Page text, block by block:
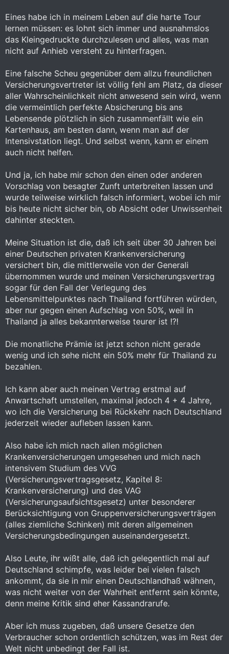
Eines habe ich in meinem Leben auf die harte Tour
lernen müssen: es lohnt sich immer und ausnahmslos
das Kleingedruckte durchzulesen und alles, was man
nicht auf Anhieb versteht zu hinterfragen.
Eine falsche Scheu gegenüber dem allzu freundlichen
Versicherungsvertreter ist völlig fehl am Platz, da dieser
aller Wahrscheinlichkeit nicht anwesend sein wird, wenn
die vermeintlich perfekte Absicherung bis ans
Lebensende plötzlich in sich zusammenfällt wie ein
Kartenhaus, am besten dann, wenn man auf der
Intensivstation liegt. Und selbst wenn, kann er einem
auch nicht helfen.
Und ja, ich habe mir schon den einen oder anderen
Vorschlag von besagter Zunft unterbreiten lassen und
wurde teilweise wirklich falsch informiert, wobei ich mir
bis heute nicht sicher bin, ob Absicht oder Unwissenheit
dahinter steckten.
Meine Situation ist die, daß ich seit über 30 Jahren bei
einer Deutschen privaten Krankenversicherung
versichert bin, die mittlerweile von der Generali
übernommen wurde und meinen Versicherungsvertrag
sogar für den Fall der Verlegung des
Lebensmittelpunktes nach Thailand fortführen würden,
aber nur gegen einen Aufschlag von 50%, weil in
Thailand ja alles bekannterweise teurer ist !?!
Die monatliche Prämie ist jetzt schon nicht gerade
wenig und ich sehe nicht ein 50% mehr für Thailand zu
bezahlen.
Ich kann aber auch meinen Vertrag erstmal auf
Anwartschaft umstellen, maximal jedoch 4 + 4 Jahre,
wo ich die Versicherung bei Rückkehr nach Deutschland
jederzeit wieder aufleben lassen kann.
Also habe ich mich nach allen möglichen
Krankenversicherungen umgesehen und mich nach
intensivem Studium des VVG
(Versicherungsvertragsgesetz, Kapitel 8:
Krankenversicherung) und des VAG
(Versicherungsaufsichtsgesetz) unter besonderer
Berücksichtigung von Gruppenversicherungsverträgen
(alles ziemliche Schinken) mit deren allgemeinen
Versicherungsbedingungen auseinandergesetzt.
Also Leute, ihr wißt alle, daß ich gelegentlich mal auf
Deutschland schimpfe, was leider bei vielen falsch
ankommt, da sie in mir einen Deutschlandhaß wähnen,
was nicht weiter von der Wahrheit entfernt sein könnte,
denn meine Kritik sind eher Kassandrarufe.
Aber ich muss zugeben, daß unsere Gesetze den
Verbraucher schon ordentlich schützen, was im Rest der
Welt nicht unbedingt der Fall ist.